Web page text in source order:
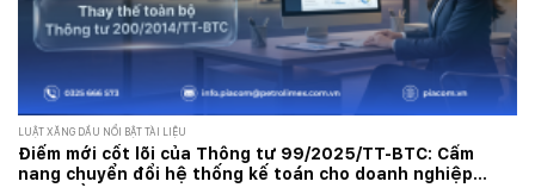
LUẬT XĂNG DẦU NỔI BẬT TÀI LIỆU
Điểm mới cốt lõi của Thông tư 99/2025/TT-BTC: Cẩm
nang chuyển đổi hệ thống kế toán cho doanh nghiệp